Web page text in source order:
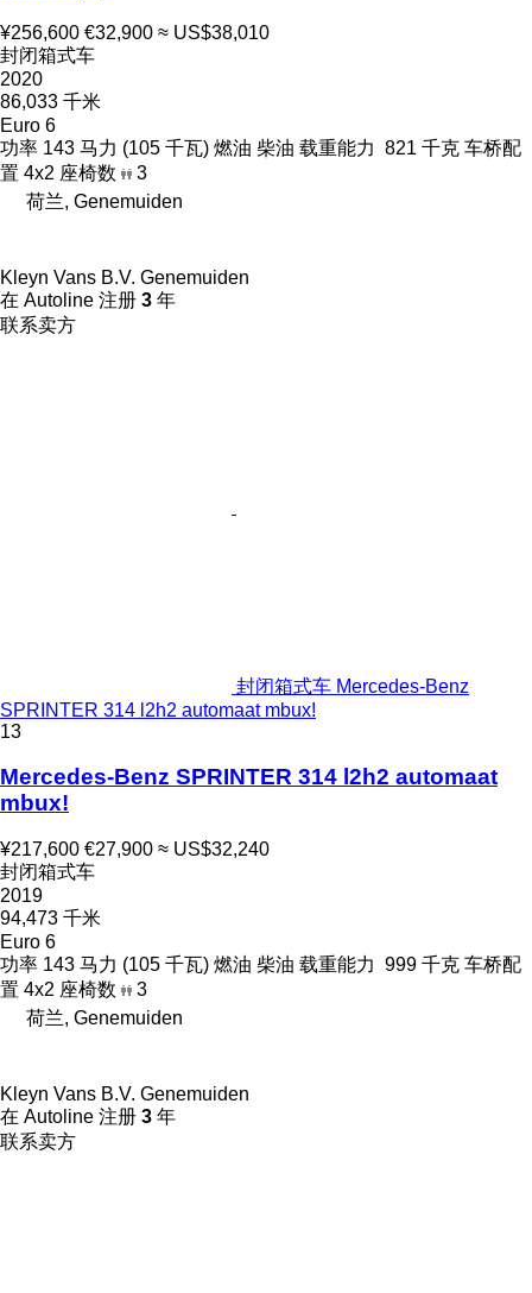
¥256,600 €32,900 ≈ US$38,010
封闭箱式车
2020
86,033 千米
Euro 6
功率 143 马力 (105 千瓦) 燃油 柴油 载重能力 821 千克 车桥配
置 4x2 座椅数
3
荷兰, Genemuiden
Kleyn Vans B.V. Genemuiden
在 Autoline 注册 3 年
联系卖方
封闭箱式车 Mercedes-Benz
SPRINTER 314 l2h2 automaat mbux!
13
Mercedes-Benz SPRINTER 314 l2h2 automaat
mbux!
¥217,600 €27,900 ≈ US$32,240
封闭箱式车
2019
94,473 千米
Euro 6
功率 143 马力 (105 千瓦) 燃油 柴油 载重能力 999 千克 车桥配
置 4x2 座椅数
3
荷兰, Genemuiden
Kleyn Vans B.V. Genemuiden
在 Autoline 注册 3 年
联系卖方